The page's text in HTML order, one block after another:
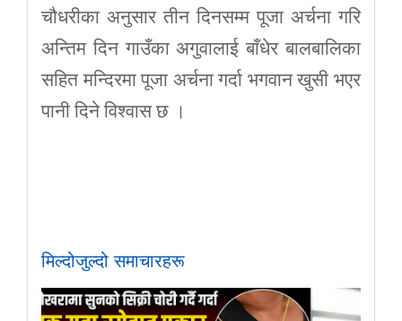
चौधरीका अनुसार तीन दिनसम्म पूजा अर्चना गरि
अन्तिम दिन गाउँका अगुवालाई बाँधेर बालबालिका
सहित मन्दिरमा पूजा अर्चना गर्दा भगवान खुसी भएर
पानी दिने विश्वास छ ।
मिल्दोजुल्दो समाचारहरू